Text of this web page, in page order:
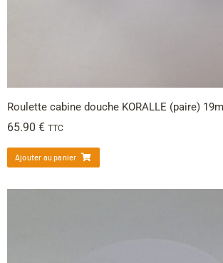
Roulette cabine douche KORALLE (paire)
65.90 € TTC
Ajouter au panier